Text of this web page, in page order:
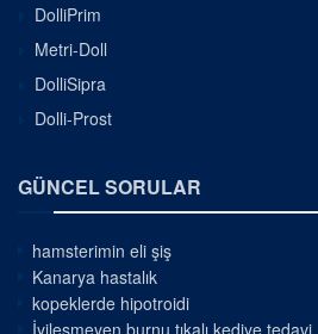
DolliPrim
Metri-Doll
DolliSipra
Dolli-Prost
GÜNCEL SORULAR
hamsterimin eli şiş
Kanarya hastalık
kopeklerde hipotroidi
İyileşmeyen burnu tıkalı kediye tedavi